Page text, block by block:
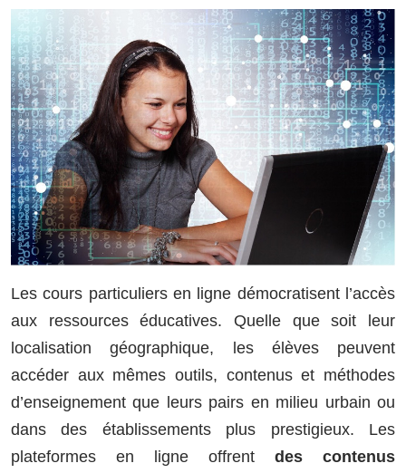
Les cours particuliers en ligne démocratisent l’accès
aux ressources éducatives. Quelle que soit leur
localisation géographique, les élèves peuvent
accéder aux mêmes outils, contenus et méthodes
d’enseignement que leurs pairs en milieu urbain ou
dans des établissements plus prestigieux. Les
plateformes en ligne offrent des contenus